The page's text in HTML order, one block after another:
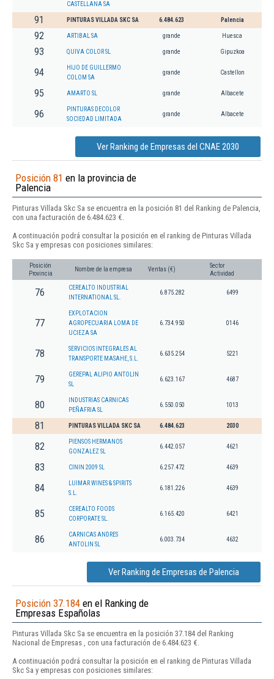
CASTELLANA SA
91 PINTURAS VILLADA SKC SA 6.484.623 Palencia
92 ARTIBAL SA grande Huesca
93 QUIVA COLOR SL grande Gipuzkoa
94
HIJO DE GUILLERMO
COLOM SA
grande Castellon
95 AMARTO SL grande Albacete
96
PINTURAS DECOLOR
SOCIEDAD LIMITADA
grande Albacete
Ver Ranking de Empresas del CNAE 2030
Posición 81 en la provincia de
Palencia
Pinturas Villada Skc Sa se encuentra en la posición 81 del Ranking de Palencia,
con una facturación de 6.484.623 €.
A continuación podrá consultar la posición en el ranking de Pinturas Villada
Skc Sa y empresas con posiciones similares:
Posición
Provincia
Nombre de la empresa Ventas (€)
Sector
Actividad
76
CEREALTO INDUSTRIAL
INTERNATIONAL SL.
6.875.282 6499
77
EXPLOTACION
AGROPECUARIA LOMA DE
UCIEZA SA
6.734.950 0146
78
SERVICIOS INTEGRALES AL
TRANSPORTE MASAHE, S.L.
6.635.254 5221
79
GEREPAL ALIPIO ANTOLIN
SL
6.623.167 4687
80
INDUSTRIAS CARNICAS
PEÑAFRIA SL
6.550.050 1013
81 PINTURAS VILLADA SKC SA 6.484.623 2030
82
PIENSOS HERMANOS
GONZALEZ SL
6.442.057 4621
83 CININ 2009 SL 6.257.472 4639
84
LUIMAR WINES & SPIRITS
S.L.
6.181.226 4639
85
CEREALTO FOODS
CORPORATE SL.
6.165.420 6421
86
CARNICAS ANDRES
ANTOLIN SL
6.003.734 4632
Ver Ranking de Empresas de Palencia
Posición 37.184 en el Ranking de
Empresas Españolas
Pinturas Villada Skc Sa se encuentra en la posición 37.184 del Ranking
Nacional de Empresas , con una facturación de 6.484.623 €.
A continuación podrá consultar la posición en el ranking de Pinturas Villada
Skc Sa y empresas con posiciones similares: